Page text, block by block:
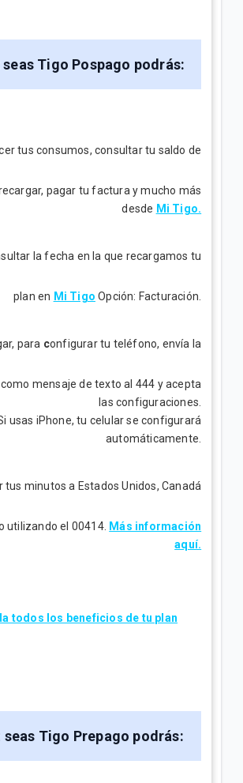
seas Tigo Pospago podrás:
tus consumos, consultar tu saldo de
pagar tu factura y mucho más
desde Mi Tigo.
la fecha en la que recargamos tu
plan en Mi Tigo Opción: Facturación.
para configurar tu teléfono, envía la
mensaje de texto al 444 y acepta
las configuraciones.
usas iPhone, tu celular se configurará
automáticamente.
minutos a Estados Unidos, Canadá
utilizando el 00414. Más información
aquí.
todos los beneficios de tu plan
seas Tigo Prepago podrás: